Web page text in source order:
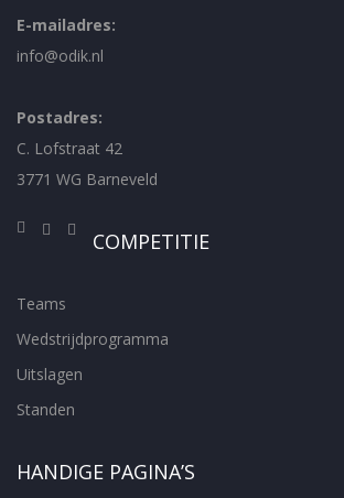
E-mailadres:
info@odik.nl
Postadres:
C. Lofstraat 42
3771 WG Barneveld
COMPETITIE
Teams
Wedstrijdprogramma
Uitslagen
Standen
HANDIGE PAGINA’S